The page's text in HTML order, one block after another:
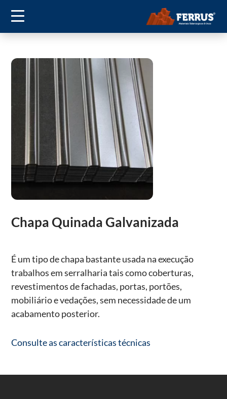
Chapa Quinada Galvanizada
É um tipo de chapa bastante usada na execução
trabalhos em serralharia tais como coberturas,
revestimentos de fachadas, portas, portões,
mobiliário e vedações, sem necessidade de um
acabamento posterior.
Consulte as características técnicas